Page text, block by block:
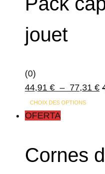
jouet
(0)
44,91 € – 77,31 €
CHOIX DES OPTIONS
OFERTA
Cornes